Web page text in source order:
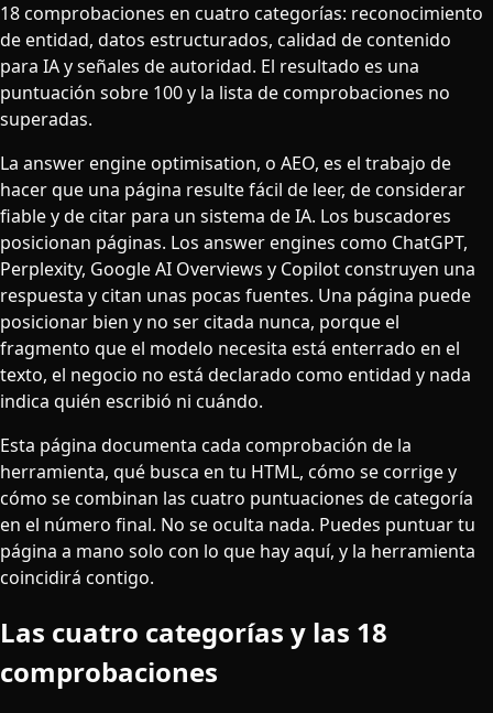
18 comprobaciones en cuatro categorías: reconocimiento
de entidad, datos estructurados, calidad de contenido
para IA y señales de autoridad. El resultado es una
puntuación sobre 100 y la lista de comprobaciones no
superadas.
La answer engine optimisation, o AEO, es el trabajo de
hacer que una página resulte fácil de leer, de considerar
fiable y de citar para un sistema de IA. Los buscadores
posicionan páginas. Los answer engines como ChatGPT,
Perplexity, Google AI Overviews y Copilot construyen una
respuesta y citan unas pocas fuentes. Una página puede
posicionar bien y no ser citada nunca, porque el
fragmento que el modelo necesita está enterrado en el
texto, el negocio no está declarado como entidad y nada
indica quién escribió ni cuándo.
Esta página documenta cada comprobación de la
herramienta, qué busca en tu HTML, cómo se corrige y
cómo se combinan las cuatro puntuaciones de categoría
en el número final. No se oculta nada. Puedes puntuar tu
página a mano solo con lo que hay aquí, y la herramienta
coincidirá contigo.
Las cuatro categorías y las 18
comprobaciones